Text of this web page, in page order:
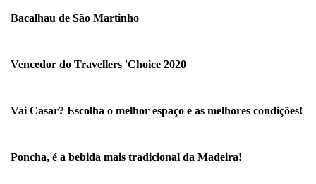
Bacalhau de São Martinho
Vencedor do Travellers 'Choice 2020
Vai Casar? Escolha o melhor espaço e as melhores condições!
Poncha, é a bebida mais tradicional da Madeira!